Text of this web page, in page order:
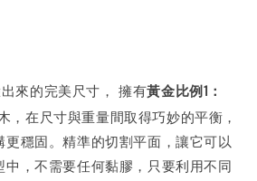
來的完美尺寸， 擁有黃金比例1 ：
，在尺寸與重量間取得巧妙的平衡，
穩固。精準的切割平面，讓它可以
，不需要任何黏膠，只要利用不同